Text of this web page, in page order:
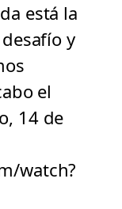
está la
y
el
14 de
watch?